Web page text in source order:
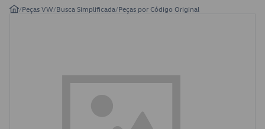
/Peças VW/Busca Simplificada/Peças por Código Original